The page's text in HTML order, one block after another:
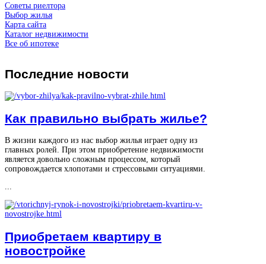
Советы риелтора
Выбор жилья
Карта сайта
Каталог недвижимости
Все об ипотеке
Последние новости
Как правильно выбрать жилье?
В жизни каждого из нас выбор жилья играет одну из
главных ролей. При этом приобретение недвижимости
является довольно сложным процессом, который
сопровождается хлопотами и стрессовыми ситуациями.
...
Приобретаем квартиру в
новостройке